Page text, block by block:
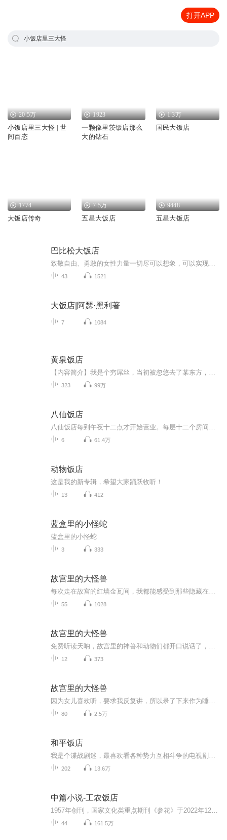
打开APP
小饭店里三大怪
20.5万
小饭店里三大怪 | 世
间百态
1923
一颗像里茨饭店那么
大的钻石
1.3万
国民大饭店
1774
大饭店传奇
7.5万
五星大饭店
9448
五星大饭店
巴比松大饭店
43 1521
大饭店|阿瑟·黑利著
7 1084
黄泉饭店
323 99万
八仙饭店
6 61.4万
动物饭店
这是我的新专辑，希望大家踊跃收听！
13 412
蓝盒里的小怪蛇
蓝盒里的小怪蛇
3 333
故宫里的大怪兽
55 1028
故宫里的大怪兽
12 373
故宫里的大怪兽
80 2.5万
和平饭店
202 13.6万
中篇小说-工农饭店
44 161.5万